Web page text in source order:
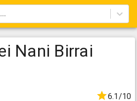
Nani Birrai
6.1/10